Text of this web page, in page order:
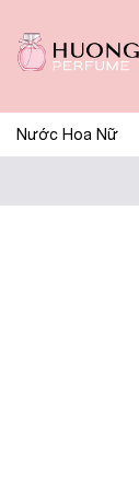
Nước Hoa Nữ